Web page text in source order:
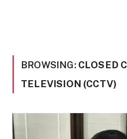
BROWSING: CLOSED
TELEVISION (CCTV)